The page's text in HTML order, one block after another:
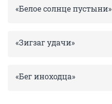
«Белое солнце пустыни»
«Зигзаг удачи»
«Бег иноходца»